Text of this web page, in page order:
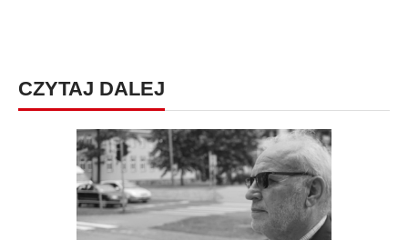
CZYTAJ DALEJ